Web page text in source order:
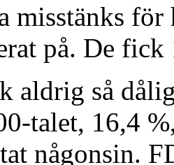
misstänks
på. De
aldrig så
talet, 16,4
någonsin.